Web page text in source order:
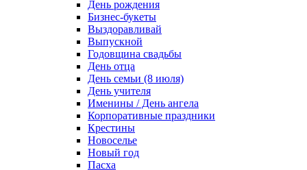
День рождения
Бизнес-букеты
Выздоравливай
Выпускной
Годовщина свадьбы
День отца
День семьи (8 июля)
День учителя
Именины / День ангела
Корпоративные праздники
Крестины
Новоселье
Новый год
Пасха